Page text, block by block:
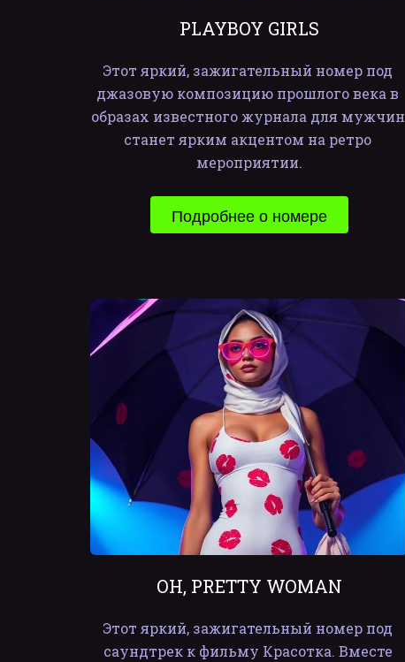
PLAYBOY GIRLS
Этот яркий, зажигательный номер под
джазовую композицию прошлого века в
образах известного журнала для мужчин
станет ярким акцентом на ретро
мероприятии.
Подробнее о номере
OH, PRETTY WOMAN
Этот яркий, зажигательный номер под
саундтрек к фильму Красотка. Вместе